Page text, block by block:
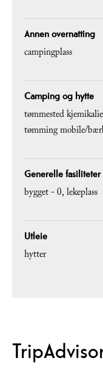
Annen overnatting
campingplass
Camping og hytte
tømmested
tømming mobile/
Generelle fasiliteter
bygget -0 lekeplass
Utleie
hytter